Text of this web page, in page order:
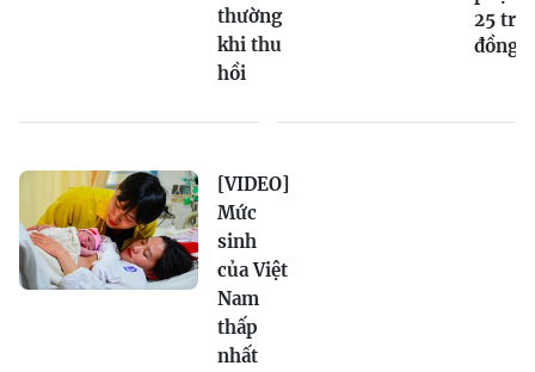
thường
khi thu
hồi
25
đồng
[VIDEO]
Mức
sinh
của Việt
Nam
thấp
nhất